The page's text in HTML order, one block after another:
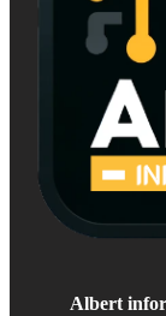
Albert